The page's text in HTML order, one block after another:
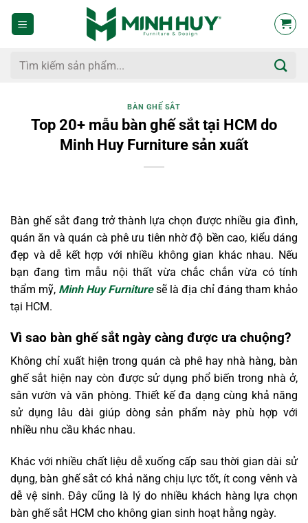
dung
Tìm
BÀN GHẾ SẮT
Top 20+ mẫu bàn ghế sắt tại HCM do
Minh Huy Furniture sản xuất
Bàn ghế sắt đang trở thành lựa chọn được nhiều gia đình,
quán ăn và quán cà phê ưu tiên nhờ độ bền cao, kiểu dáng
đẹp và dễ kết hợp với nhiều không gian khác nhau. Nếu
bạn đang tìm mẫu nội thất vừa chắc chắn vừa có tính
thẩm mỹ, Minh Huy Furnituresẽ là địa chỉ đáng tham khảo
tại HCM.
Vì sao bàn ghế sắt ngày càng được ưa chuộng?
Không chỉ xuất hiện trong quán cà phê hay nhà hàng, bàn
ghế sắt hiện nay còn được sử dụng phổ biến trong nhà ở,
sân vườn và văn phòng. Thiết kế đa dạng cùng khả năng
sử dụng lâu dài giúp dòng sản phẩm này phù hợp với
nhiều nhu cầu khác nhau.
Khác với nhiều chất liệu dễ xuống cấp sau thời gian dài sử
dụng, bàn ghế sắt có khả năng chịu lực tốt, ít cong vênh và
dễ vệ sinh. Đây cũng là lý do nhiều khách hàng lựa chọn
bàn ghế sắt HCM cho không gian sinh hoạt hằng ngày.